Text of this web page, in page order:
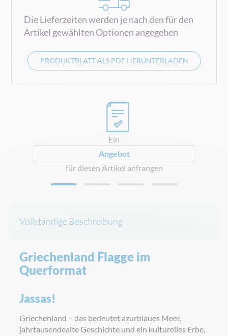
Die Lieferzeiten werden je nach den für den
Artikel gewählten Optionen angegeben
PRODUKTBLATT ALS PDF HERUNTERLADEN
Ein
Angebot
für diesen Artikel anfrangen
Vollständige Beschreibung
Griechenland Flagge im
Querformat
Jassas!
Griechenland – das bedeutet azurblaues Meer,
jahrtausendealte Geschichte und ein kulturelles Erbe,